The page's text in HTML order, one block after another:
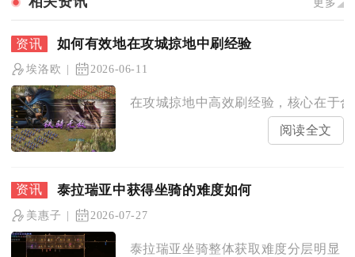
如何有效地在攻城掠地中刷经验
埃洛欧 2026-06-11
在攻城掠地中高效刷经验，核心在于
阅读全文
泰拉瑞亚中获得坐骑的难度如何
美惠子 2026-07-27
泰拉瑞亚坐骑整体获取难度分层明显